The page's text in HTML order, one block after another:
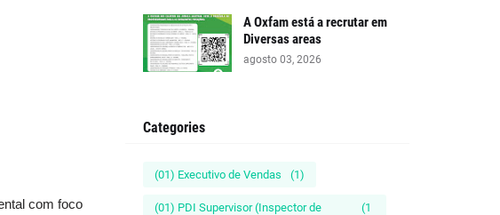
com foco
A Oxfam está a recrutar em
Diversas areas
agosto 03, 2026
Categories
(01) Executivo de Vendas (1)
(01) PDI Supervisor (Inspector de
(1